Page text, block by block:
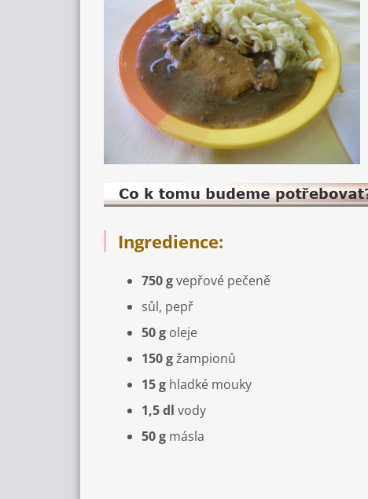
Ingredience:
750 gvepřové pečeně
sůl, pepř
50 g oleje
150 gžampionů
15 g hladké mouky
1,5 dl vody
50 g másla